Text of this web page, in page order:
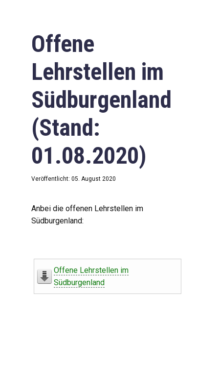
Offene
Lehrstellen im
Südburgenland
(Stand:
01.08.2020)
Veröffentlicht: 05. August 2020
Anbei die offenen Lehrstellen im
Südburgenland:
Offene Lehrstellen im
Südburgenland